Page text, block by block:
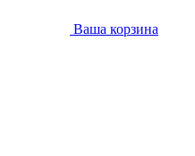
Ваша корзина